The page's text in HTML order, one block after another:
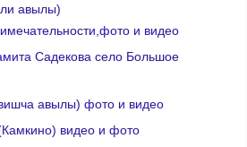
авылы)
и видео
Садекова село Большое
авылы) фото и видео
видео и фото